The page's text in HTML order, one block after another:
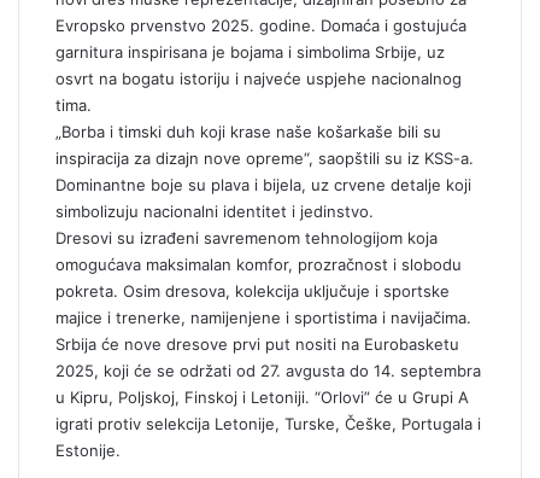
Evropsko prvenstvo 2025. godine. Domaća i gostujuća
garnitura inspirisana je bojama i simbolima Srbije, uz
osvrt na bogatu istoriju i najveće uspjehe nacionalnog
tima.
„Borba i timski duh koji krase naše košarkaše bili su
inspiracija za dizajn nove opreme“, saopštili su iz KSS-a.
Dominantne boje su plava i bijela, uz crvene detalje koji
simbolizuju nacionalni identitet i jedinstvo.
Dresovi su izrađeni savremenom tehnologijom koja
omogućava maksimalan komfor, prozračnost i slobodu
pokreta. Osim dresova, kolekcija uključuje i sportske
majice i trenerke, namijenjene i sportistima i navijačima.
Srbija će nove dresove prvi put nositi na Eurobasketu
2025, koji će se održati od 27. avgusta do 14. septembra
u Kipru, Poljskoj, Finskoj i Letoniji. “Orlovi” će u Grupi A
igrati protiv selekcija Letonije, Turske, Češke, Portugala i
Estonije.